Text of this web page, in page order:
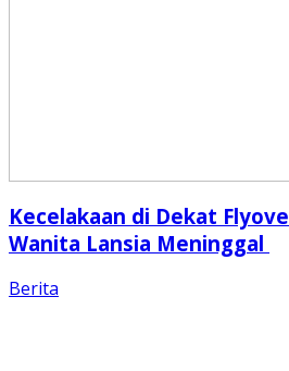
Kecelakaan di Dekat
Wanita Lansia Meninggal
Berita